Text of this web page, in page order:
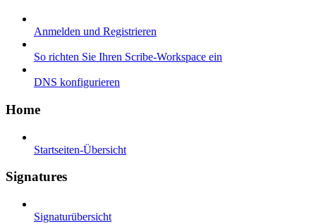
Anmelden und Registrieren
So richten Sie Ihren Scribe-Workspace ein
DNS konfigurieren
Home
Startseiten-Übersicht
Signatures
Signaturübersicht